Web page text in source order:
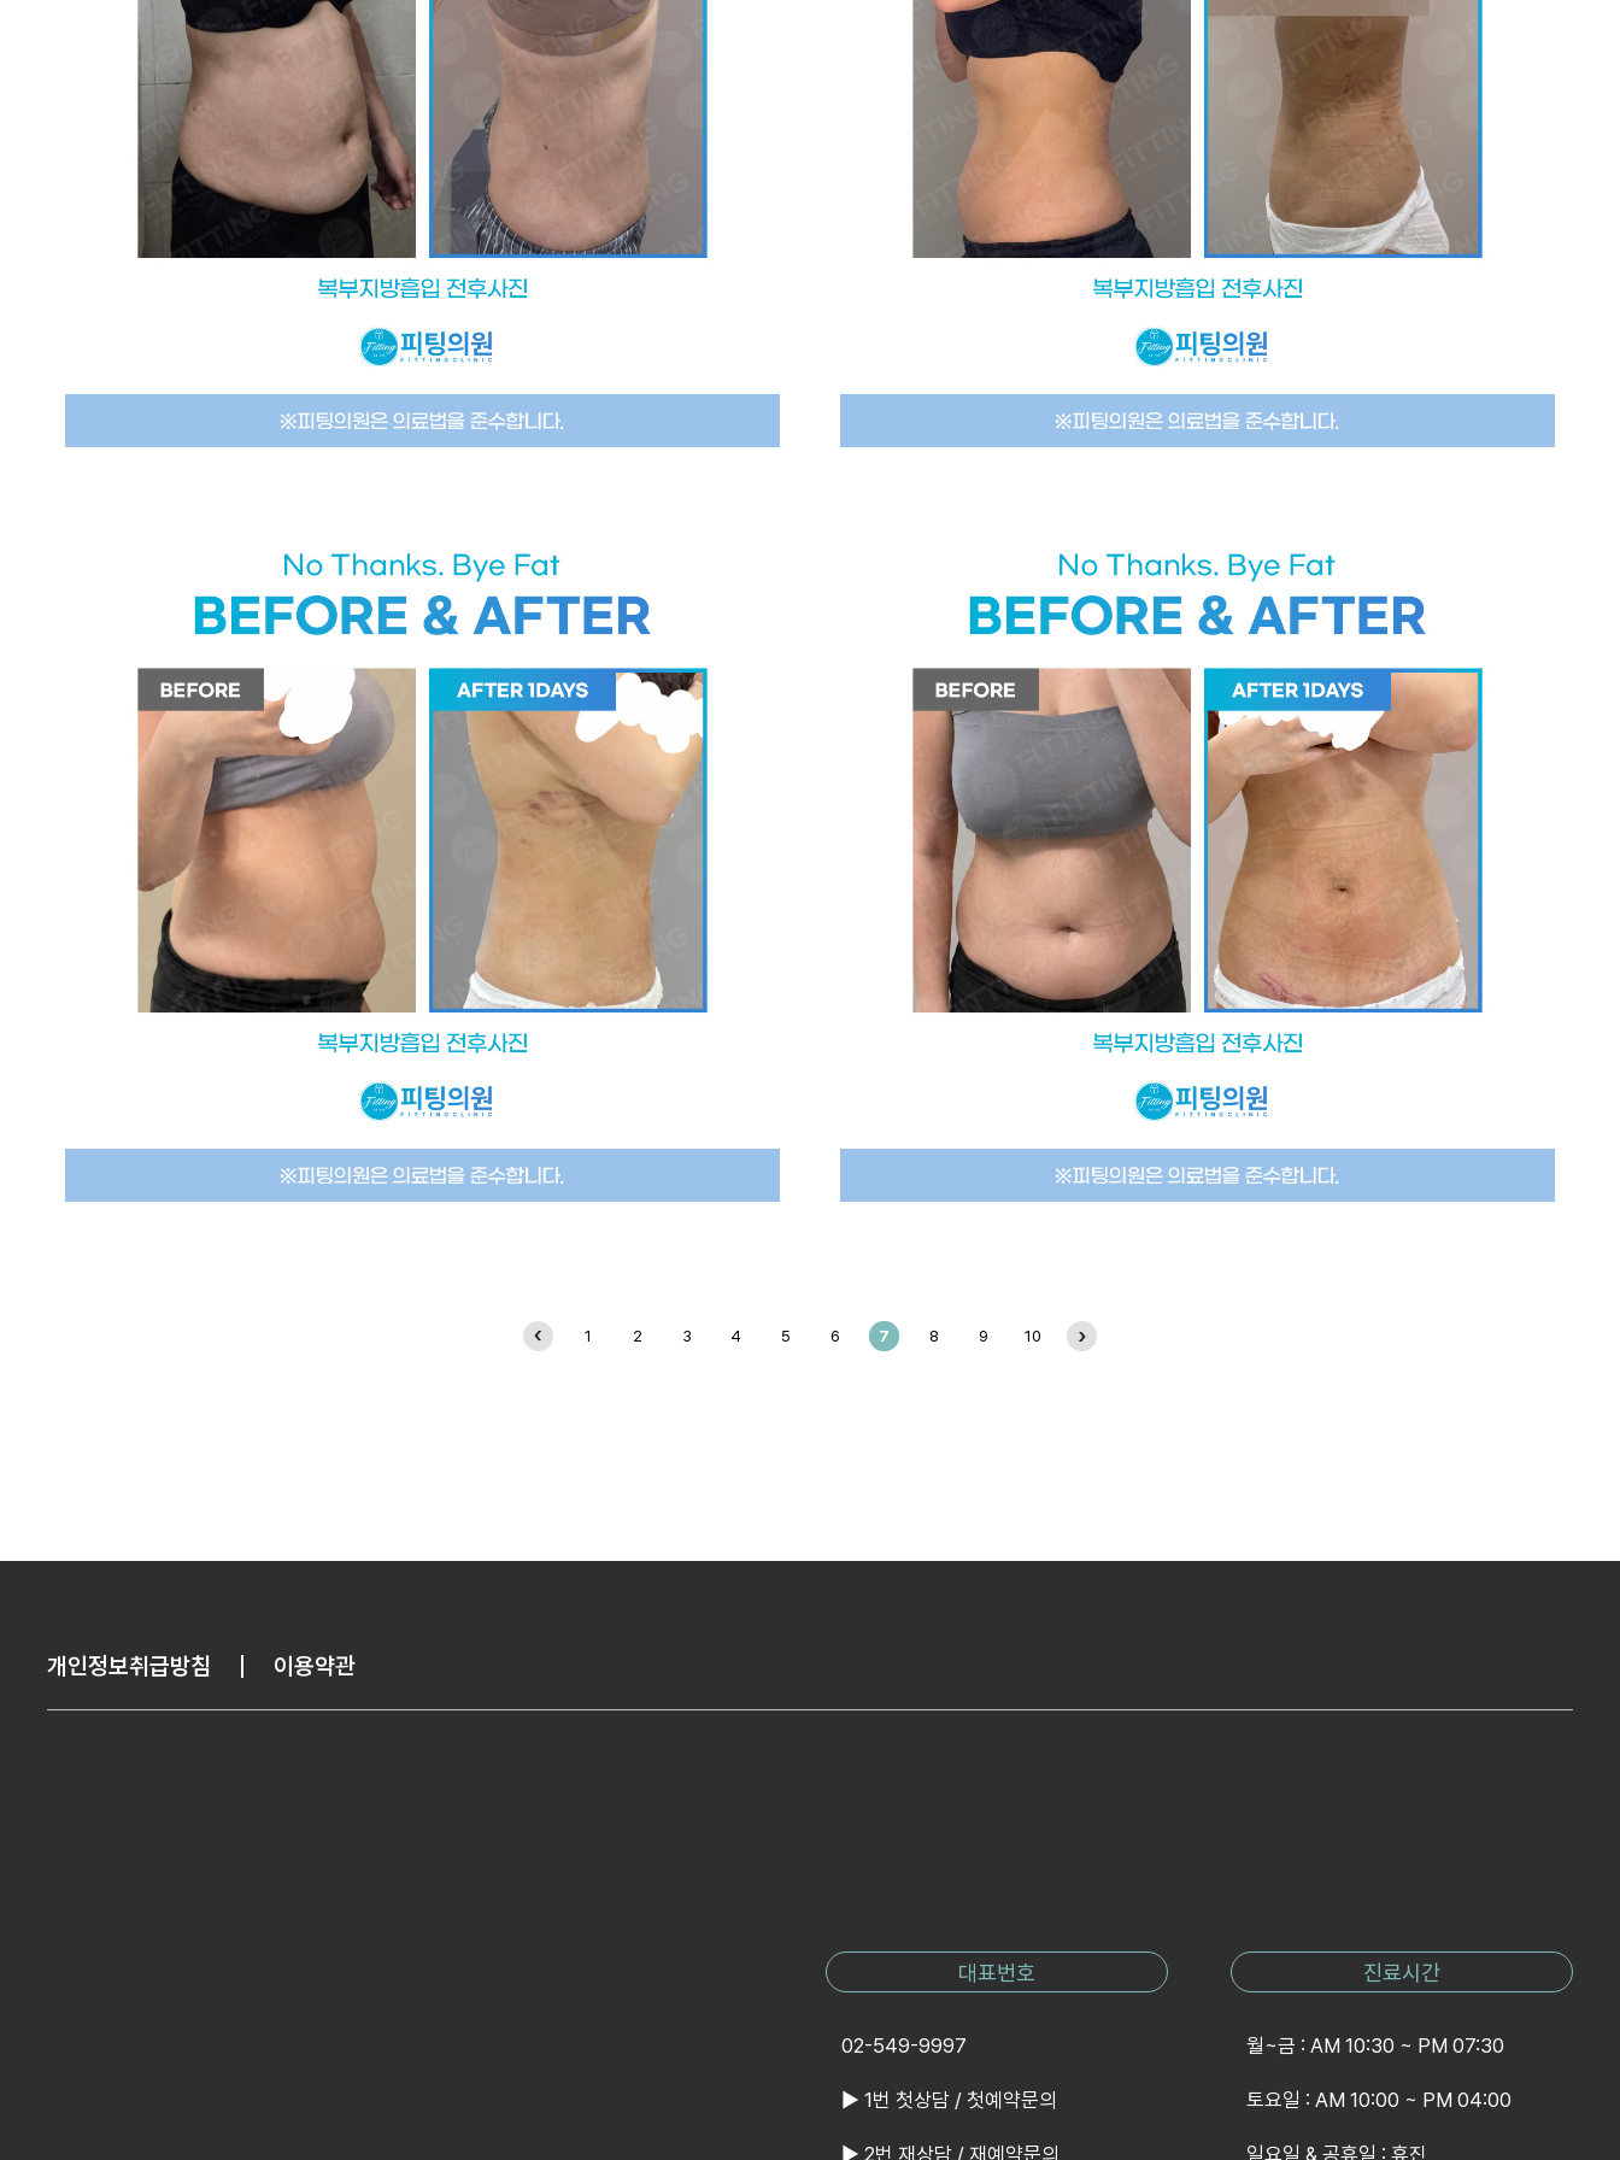
1 2 3 4 5 6 7 8 9 10
개인정보취급방침 이용약관
대표번호
02-549-9997
▶ 1번 첫상담 / 첫예약문의
▶ 2번 재상담 / 재예약문의
진료시간
월~금 : AM 10:30 ~ PM 07:30
토요일 : AM 10:00 ~ PM 04:00
일요일 & 공휴일 : 휴진